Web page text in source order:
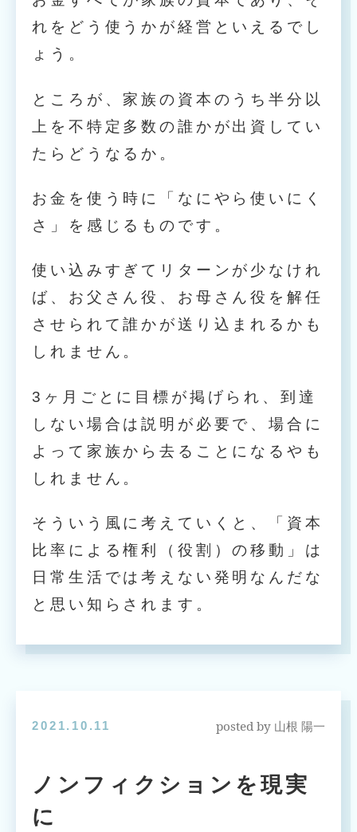
れをどう使うかが経営といえるでし
ょう。
ところが、家族の資本のうち半分以
上を不特定多数の誰かが出資してい
たらどうなるか。
お金を使う時に「なにやら使いにく
さ」を感じるものです。
使い込みすぎてリターンが少なけれ
ば、お父さん役、お母さん役を解任
させられて誰かが送り込まれるかも
しれません。
3ヶ月ごとに目標が掲げられ、到達
しない場合は説明が必要で、場合に
よって家族から去ることになるやも
しれません。
そういう風に考えていくと、「資本
比率による権利（役割）の移動」は
日常生活では考えない発明なんだな
と思い知らされます。
2021.10.11 posted by 山根 陽一
ノンフィクションを現実
に